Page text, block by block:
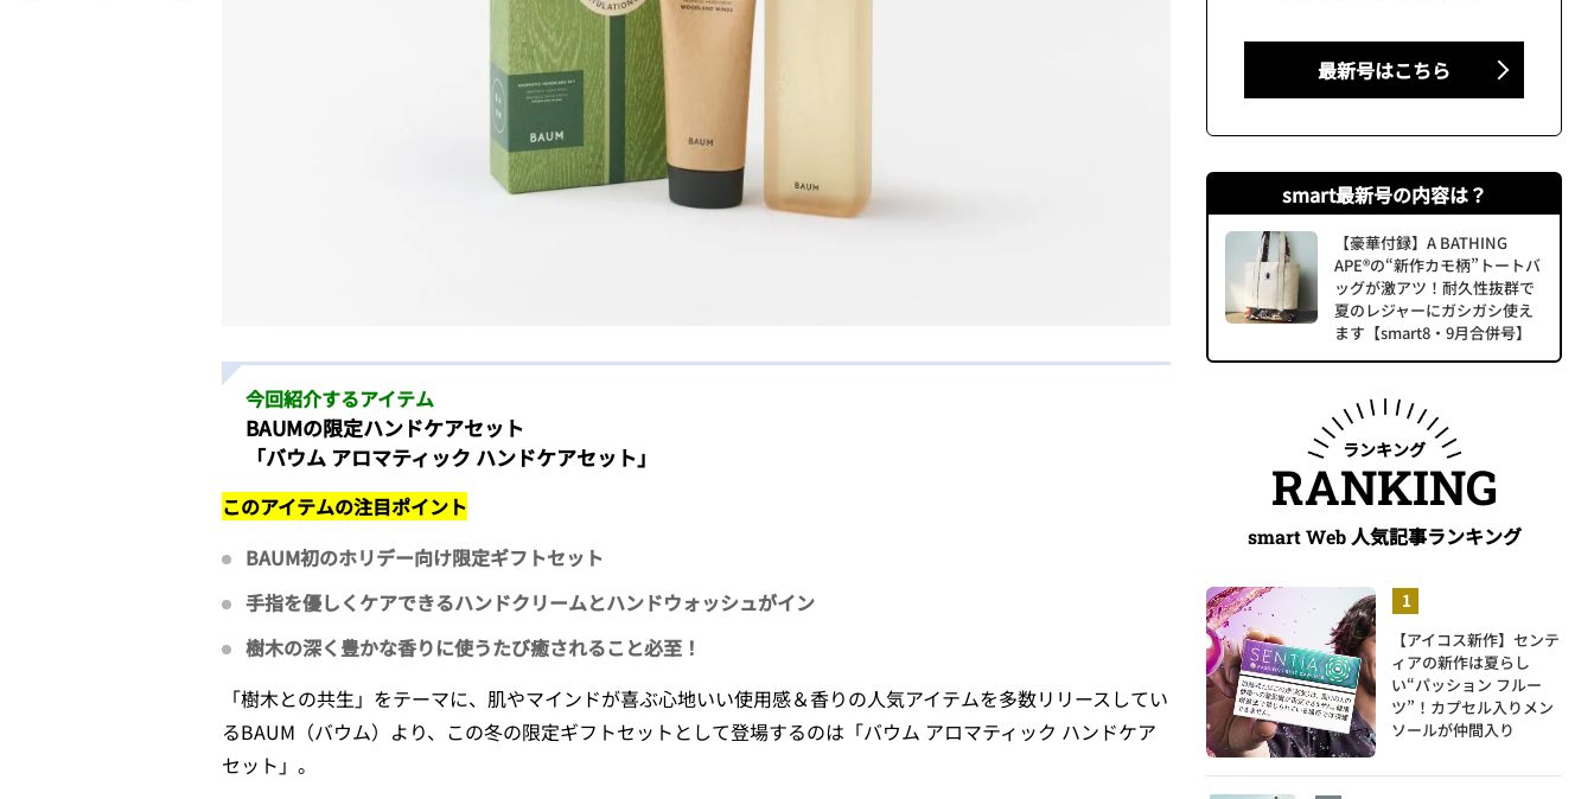
今回紹介するアイテム
BAUMの限定ハンドケアセット
「バウム アロマティック ハンドケアセット」
このアイテムの注目ポイント
BAUM初のホリデー向け限定ギフトセット
手指を優しくケアできるハンドクリームとハンドウォッシュがイン
樹木の深く豊かな香りに使うたび癒されること必至！
「樹木との共生」をテーマに、肌やマインドが喜ぶ心地いい使用感＆香りの人気アイテムを多数リリースしてい
るBAUM（バウム）より、この冬の限定ギフトセットとして登場するのは「バウム アロマティック ハンドケア
セット」。
最新号はこちら
smart最新号の内容は？
【豪華付録】A BATHING
APE®の“新作カモ柄”トートバ
ッグが激アツ！耐久性抜群で
夏のレジャーにガシガシ使え
ます【smart8・9月合併号】
ランキング
RANKING
smart Web人気記事ランキング
【アイコス新作】センテ
ィアの新作は夏らし
い“パッション フルー
ツ”！カプセル入りメン
ソールが仲間入り